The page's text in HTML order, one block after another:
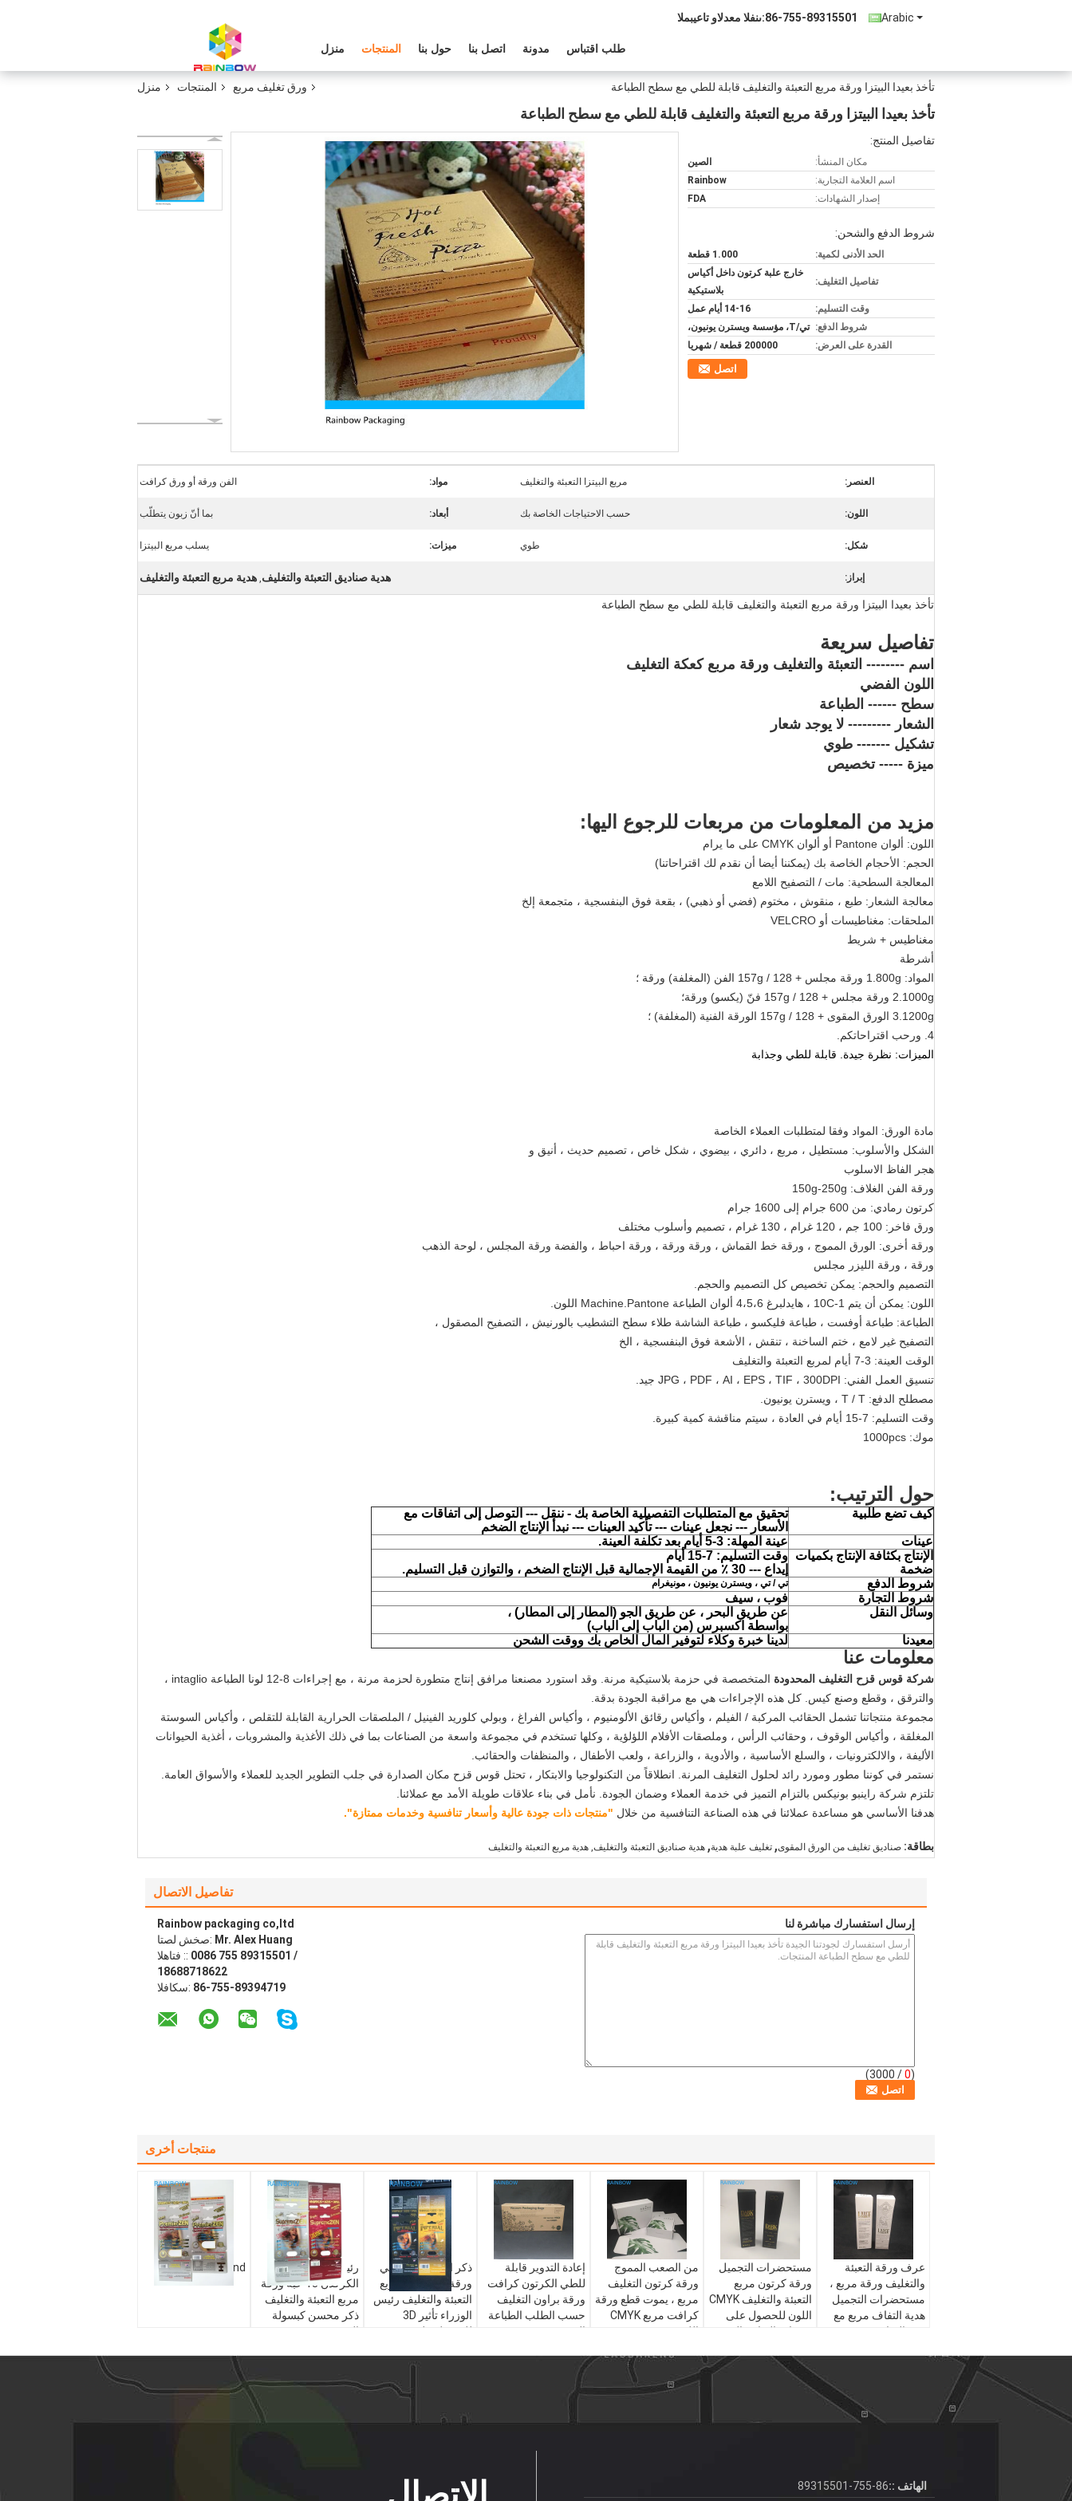
Arabic المبيعات والدعم الفنى:86-755-89315501
منزل المنتجات حول بنا اتصل بنا مدونة طلب اقتباس
منزل المنتجات ورق تغليف مربع تأخذ بعيدا البيتزا ورقة مربع التعبئة والتغليف قابلة للطي مع سطح الطباعة
تأخذ بعيدا البيتزا ورقة مربع التعبئة والتغليف قابلة للطي مع سطح الطباعة
تفاصيل المنتج:
مكان المنشأ:
الصين
اسم العلامة التجارية:
Rainbow
إصدار الشهادات:
FDA
شروط الدفع والشحن:
الحد الأدنى لكمية: 1.000 قطعة
تفاصيل التغليف:
خارج علبة كرتون داخل أكياس
بلاستيكية
وقت التسليم:
14-16 أيام عمل
شروط الدفع: تي/T، مؤسسة ويسترن يونيون،
القدرة على العرض:
200000 قطعة / شهريا
اتصل
العنصر: مربع البيتزا التعبئة والتغليف مواد: الفن ورقة أو ورق كرافت
اللون: حسب الاحتياجات الخاصة بك أبعاد: بما أنّ زبون يتطلّب
شكل: طوي ميزات: يسلب مربع البيتزا
إبراز: هدية صناديق التعبئة والتغليف, هدية مربع التعبئة والتغليف
تأخذ بعيدا البيتزا ورقة مربع التعبئة والتغليف قابلة للطي مع سطح الطباعة
تفاصيل سريعة
اسم -------- التعبئة والتغليف ورقة مربع كعكة التغليف
اللون الفضي
سطح ------ الطباعة
الشعار --------- لا يوجد شعار
تشكيل ------- طوي
ميزة ----- تخصيص
مزيد من المعلومات من مربعات للرجوع اليها:
اللون: ألوان Pantone أو ألوان CMYK على ما يرام
الحجم: الأحجام الخاصة بك (يمكننا أيضا أن نقدم لك اقتراحاتنا)
المعالجة السطحية: مات / التصفيح اللامع
معالجة الشعار: طبع ، منقوش ، مختوم (فضي أو ذهبي) ، بقعة فوق البنفسجية ، متجمعة إلخ
الملحقات: مغناطيسات أو VELCRO
مغناطيس + شريط
أشرطة
المواد: 1.800g ورقة مجلس + 128 / 157g الفن (المغلفة) ورقة ؛
2.1000g ورقة مجلس + 128 / 157g فنّ (يكسو) ورقة؛
3.1200g الورق المقوى + 128 / 157g الورقة الفنية (المغلفة) ؛
4. ورحب اقتراحاتكم.
الميزات: نظرة جيدة.
قابلة للطي وجذابة
مادة الورق: المواد وفقا لمتطلبات العملاء الخاصة
الشكل والأسلوب: مستطيل ، مربع ، دائري ، بيضوي ، شكل خاص ، تصميم حديث ، أنيق و
هجر الفاظ الاسلوب
ورقة الفن الغلاف: 150g-250g
كرتون رمادي: من 600 جرام إلى 1600 جرام
ورق فاخر: 100 جم ، 120 غرام ، 130 غرام ، تصميم وأسلوب مختلف
ورقة أخرى: الورق المموج ، ورقة خط القماش ، ورقة ورقة ، ورقة احباط ، والفضة ورقة المجلس ، لوحة الذهب
ورقة ، ورقة الليزر مجلس
التصميم والحجم: يمكن تخصيص كل التصميم والحجم.
اللون: يمكن أن يتم 1-10C ، هايدلبرغ 4،5،6 ألوان الطباعة Machine.Pantone اللون.
الطباعة: طباعة أوفست ، طباعة فليكسو ، طباعة الشاشة طلاء سطح التشطيب بالورنيش ، التصفيح المصقول ،
التصفيح غير لامع ، ختم الساخنة ، تنقش ، الأشعة فوق البنفسجية ، الخ
الوقت العينة: 3-7 أيام لمربع التعبئة والتغليف
تنسيق العمل الفني: JPG ، PDF ، AI ، EPS ، TIF ، 300DPI جيد.
مصطلح الدفع: T / T ، ويسترن يونيون.
وقت التسليم: 7-15 أيام في العادة ، سيتم مناقشة كمية كبيرة.
موك: 1000pcs
حول الترتيب:
كيف تضع طلبية
تحقيق مع المتطلبات التفصيلية الخاصة بك - ننقل --- التوصل إلى اتفاقات مع
الأسعار --- نجعل عينات --- تأكيد العينات --- نبدأ الإنتاج الضخم
عينات
عينة المهلة: 3-5 أيام بعد تكلفة العينة.
الإنتاج بكثافة الإنتاج بكميات
ضخمة
وقت التسليم: 7-15 أيام
إيداع --- 30 ٪ من القيمة الإجمالية قبل الإنتاج الضخم ، والتوازن قبل التسليم.
شروط الدفع
تي / تي ، ويسترن يونيون ، مونيغرام
شروط التجارة
فوب ، سيف
وسائل النقل
عن طريق البحر ، عن طريق الجو (المطار إلى المطار) ،
بواسطة اكسبرس (من الباب إلى الباب)
معيدنا
لدينا خبرة وكلاء لتوفير المال الخاص بك ووقت الشحن
معلومات عنا
شركة قوس قزح التغليف المحدودة
المتخصصة في حزمة بلاستيكية مرنة. وقد استورد مصنعنا مرافق إنتاج متطورة لحزمة مرنة ، مع إجراءات 8-12 لونا الطباعة intaglio ،
والترقق ، وقطع وصنع كيس. كل هذه الإجراءات هي مع مراقبة الجودة بدقة.
مجموعة منتجاتنا تشمل الحقائب المركبة / الفيلم ، وأكياس رقائق الألومنيوم ، وأكياس الفراغ ، وبولي كلوريد الفينيل / الملصقات الحرارية القابلة للتقلص ، وأكياس السوستة
المغلقة ، وأكياس الوقوف ، وحقائب الرأس ، وملصقات الأفلام اللؤلؤية ، وكلها تستخدم في مجموعة واسعة من الصناعات بما في ذلك الأغذية والمشروبات ، أغذية الحيوانات
الأليفة ، والالكترونيات ، والسلع الأساسية ، والأدوية ، والزراعة ، ولعب الأطفال ، والمنظفات والحقائب.
نستمر في كوننا مطور ومورد رائد لحلول التغليف المرنة. انطلاقاً من التكنولوجيا والابتكار ، تحتل قوس قزح مكان الصدارة في جلب التطوير الجديد للعملاء والأسواق العامة.
تلتزم شركة راينبو بونيكس بالتزام التميز في خدمة العملاء وضمان الجودة. نأمل في بناء علاقات طويلة الأمد مع عملائنا.
هدفنا الأساسي هو مساعدة عملائنا في هذه الصناعة التنافسية من خلال "منتجات ذات جودة عالية وأسعار تنافسية وخدمات ممتازة".
بطاقة: صناديق تغليف من الورق المقوى, تغليف علبة هدية, هدية صناديق التعبئة والتغليف, هدية مربع التعبئة والتغليف
تفاصيل الاتصال
Rainbow packaging co,ltd
اتصل شخص: Mr. Alex Huang
الهاتف :: 0086 755 89315501 /
18688718622
الفاكس: 86-755-89394719
إرسال استفسارك مباشرة لنا
(
0
/ 3000)
منتجات أخرى
Error , Not Found
رئيس الوزراء زين /
الكركدن 13 حبة ورقة
مربع التعبئة والتغليف
ذكر محسن كبسولة
التعبئة
ذكر السلطة الجنسي
ورقة بطاقة 3D مربع
التعبئة والتغليف رئيس
الوزراء تأثير 3D
للحصول على حبوب
إعادة التدوير قابلة
للطي الكرتون كرافت
ورقة براون التغليف
حسب الطلب الطباعة
المعمرة
من الصعب المموج
ورقة كرتون التغليف
مربع ، يموت قطع ورقة
كرافت مربع CMYK
اللون
مستحضرات التجميل
ورقة كرتون مربع
التعبئة والتغليف CMYK
اللون للحصول على
منتجات العناية بالبشرة
عرف ورقة التعبئة
والتغليف ورقة مربع ،
مستحضرات التجميل
هدية التفاف مربع مع
ختم الساخنة
الهاتف ::86-755-89315501